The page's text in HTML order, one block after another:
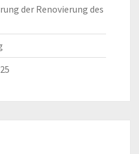
der Renovierung des